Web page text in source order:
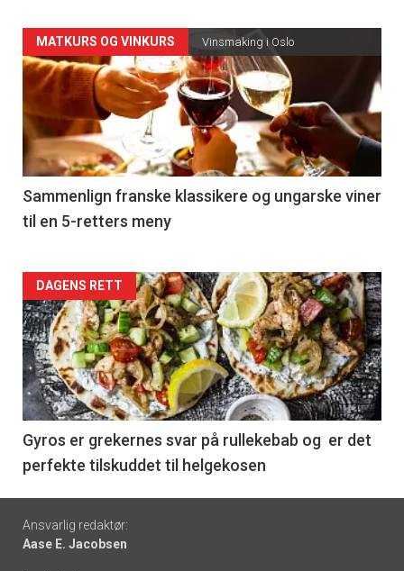
Forsiden
akkurat
nå
-
5
MATKURS OG VINKURS Vinsmaking i Oslo
Sammenlign franske klassikere og ungarske viner
til en 5-retters meny
Forsiden
akkurat
nå
-
6
DAGENS RETT
Gyros er grekernes svar på rullekebab og er det
perfekte tilskuddet til helgekosen
Footer
-
Ansvarlig redaktør:
Aase E. Jacobsen